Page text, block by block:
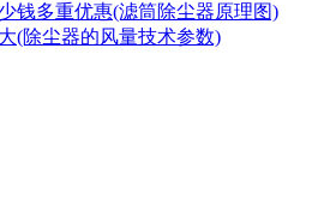
钱多重优惠(滤筒除尘器原理图)
(除尘器的风量技术参数)